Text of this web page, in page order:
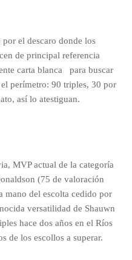
el descaro donde los
de principal referencia
carta blanca
para buscar
perímetro: 90 triples, 30 por
así lo atestiguan.
MVP actual de la categoría
(75 de valoración
mano del escolta cedido por
versatilidad de Shauwn
hace dos años en el Ríos
de los escollos a superar.